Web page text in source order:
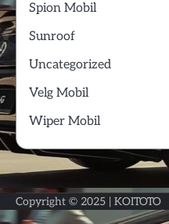
Spion Mobil
Sunroof
Uncategorized
Velg Mobil
Wiper Mobil
Copyright © 2025 | KOITOTO